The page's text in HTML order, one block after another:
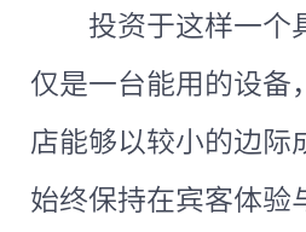
投资于这样一个
仅是一台能用的设
店能够以较小的边际
始终保持在宾客体验